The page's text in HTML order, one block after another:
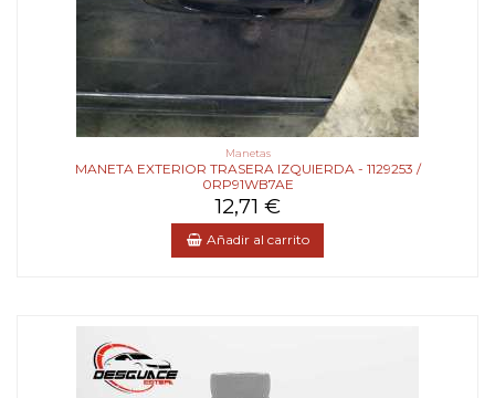
Manetas
MANETA EXTERIOR TRASERA IZQUIERDA - 1129253 /
0RP91WB7AE
12,71 €
Añadir al carrito